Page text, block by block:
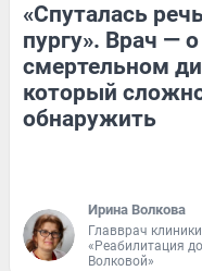
«Спуталась
пургу». Врач — о
смертельном
который
обнаружить
Ирина Волкова
Главврач клиники
«Реабилитация
Волковой»